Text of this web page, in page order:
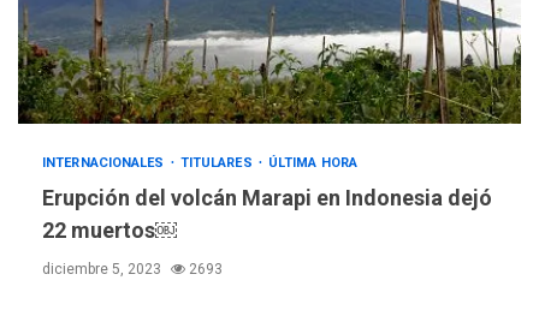
INTERNACIONALES TITULARES ÚLTIMA HORA
Erupción del volcán Marapi en Indonesia dejó
22 muertos￼
diciembre 5, 2023 2693